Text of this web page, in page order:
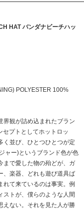
HAT バンダナビーチハッ
POLYESTER 100%
界観が詰め込まれたブラン
セプトとしてホットロッ
く並び、ひとつひとつが定
ャー)というブランド色が色
まで愛した物の殆どが、ガ
、楽器、どれも遊び道具ば
れて来ているのは事実。例
ストが、僕らのような人間
えない。それを見た人が勝